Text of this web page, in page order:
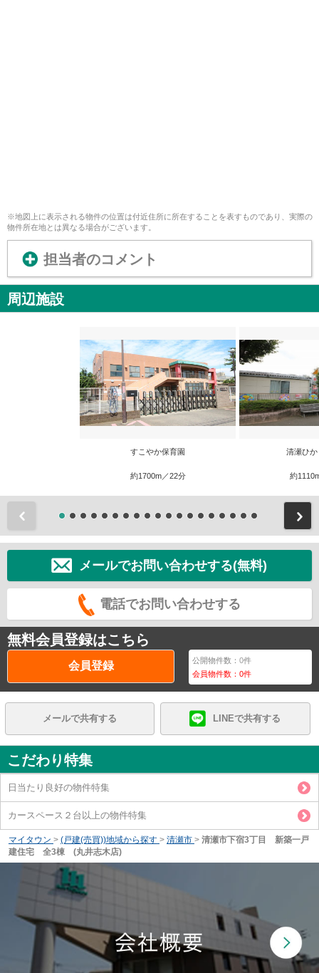
※地図上に表示される物件の位置は付近住所に所在することを表すものであり、実際の
物件所在地とは異なる場合がございます。
担当者のコメント
周辺施設
すこやか保育園
約1700m／22分
清瀬ひ
約
メールでお問い合わせする(無料)
電話でお問い合わせする
無料会員登録はこちら
会員登録 公開物件数：0件
会員物件数：0件
メールで共有する LINEで共有する
こだわり特集
日当たり良好の物件特集
カースペース２台以上の物件特集
マイタウン > (戸建(売買))地域から探す > 清瀬市 > 清瀬市下宿3丁目 新築一戸
建住宅 全3棟 (丸井志木店)